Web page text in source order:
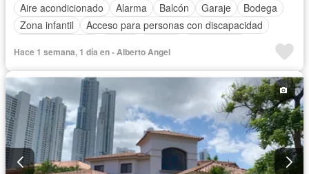
Aire acondicionado
Alarma Balcón Garaje
Bodega
Zona infantil
Acceso para personas con discapacidad
Vista panorámica
Seguridad Cuarto de servicio
Piscina
Agua
Patio
Hace 1 semana, 1 día en - Alberto Angel